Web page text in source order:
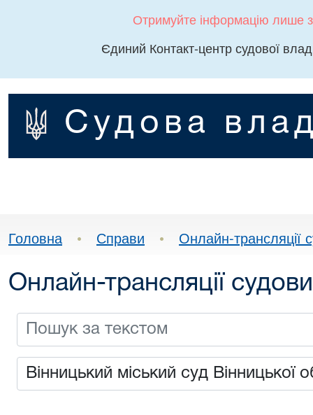
Отримуйте інформацію лише
Єдиний Контакт-центр судової
Судова
Головна • Справи • Онлайн-трансляції
Онлайн-трансляції